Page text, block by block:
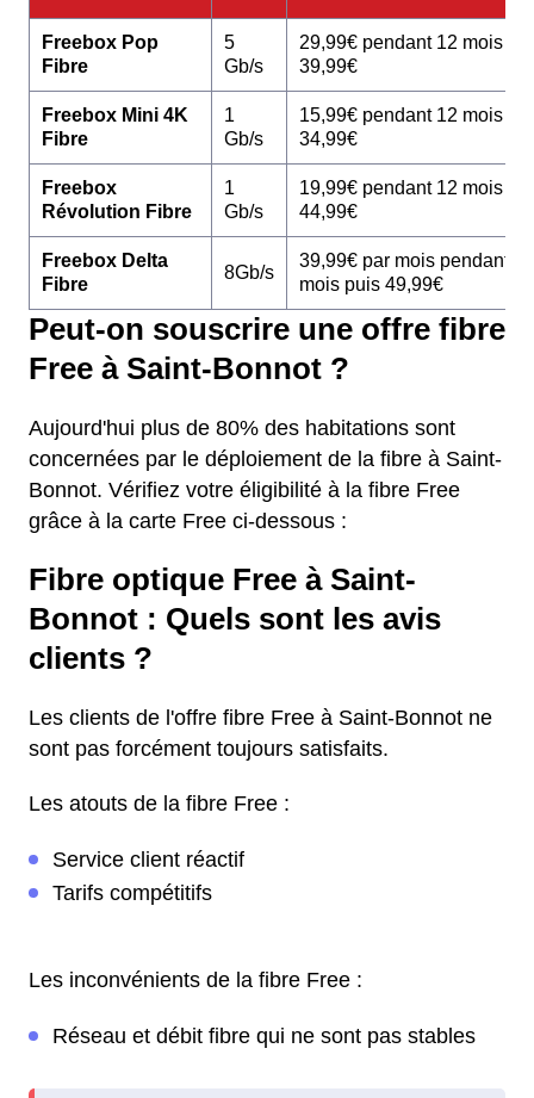
Freebox Pop
Fibre
5
Gb/s
29,99€ pendant 12 mois
39,99€
Freebox Mini 4K
Fibre
1
Gb/s
15,99€ pendant 12 mois
34,99€
Freebox
Révolution Fibre
1
Gb/s
19,99€ pendant 12 mois
44,99€
Freebox Delta
Fibre
8Gb/s
39,99€ par mois pendant 12
mois puis 49,99€
Peut-on souscrire une offre fibre
Free à Saint-Bonnot ?
Aujourd'hui plus de 80% des habitations sont
concernées par le déploiement de la fibre à Saint-
Bonnot. Vérifiez votre éligibilité à la fibre Free
grâce à la carte Free ci-dessous :
Fibre optique Free à Saint-
Bonnot : Quels sont les avis
clients ?
Les clients de l'offre fibre Free à Saint-Bonnot ne
sont pas forcément toujours satisfaits.
Les atouts de la fibre Free :
Service client réactif
Tarifs compétitifs
Les inconvénients de la fibre Free :
Réseau et débit fibre qui ne sont pas stables